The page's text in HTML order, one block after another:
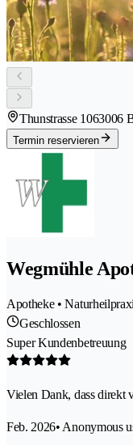
Thunstrasse 1063006
Termin reservieren
Wegmühle
Apotheke •
Geschlossen
Super Kundenbetreuung
Vielen Dank, dass direkt
Feb. 2026• Anonymous